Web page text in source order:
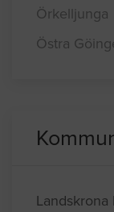
Örkelljunga
Östra